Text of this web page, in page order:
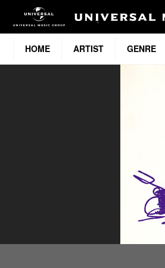
HOME ARTIST GENRE